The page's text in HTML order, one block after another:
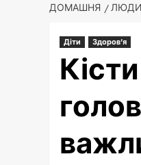
ДОМАШНЯ
Діти Здоров'я